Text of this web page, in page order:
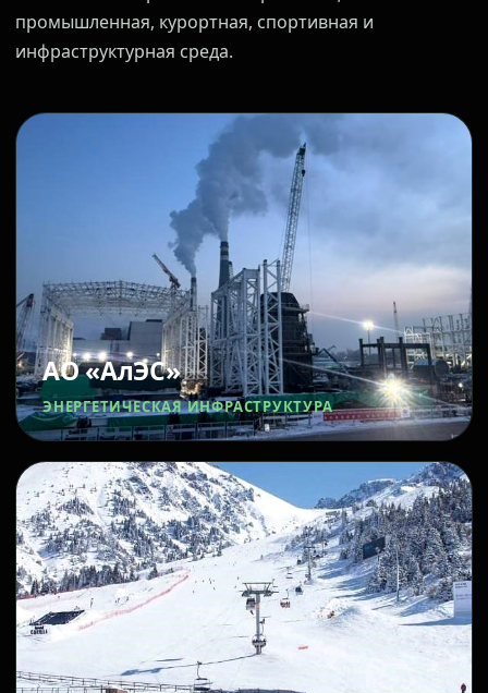
промышленная, курортная, спортивная и
инфраструктурная среда.
АО «АлЭС»
ЭНЕРГЕТИЧЕСКАЯ ИНФРАСТРУКТУРА